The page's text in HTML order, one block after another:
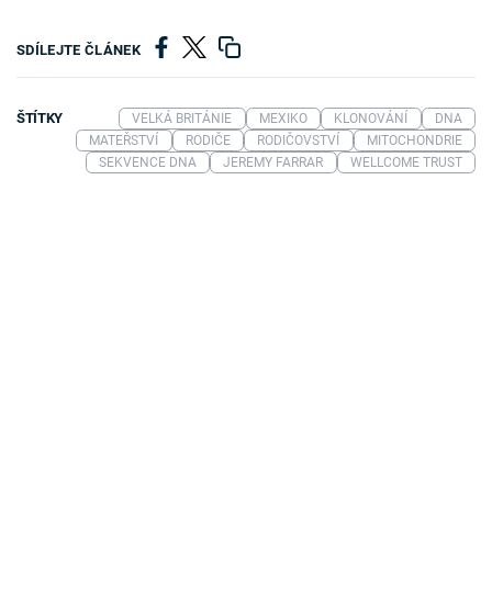
SDÍLEJTE ČLÁNEK
ŠTÍTKY VELKÁ BRITÁNIE MEXIKO KLONOVÁNÍ
DNA
MATEŘSTVÍ
RODIČE RODIČOVSTVÍ
MITOCHONDRIE
SEKVENCE DNA
JEREMY FARRAR WELLCOME TRUST